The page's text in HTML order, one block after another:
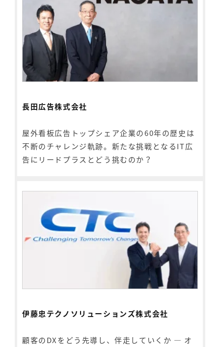
長田広告株式会社
屋外看板広告トップシェア企業の60年の歴史は
不断のチャレンジ軌跡。新たな挑戦となるIT広
告にリードプラスとどう挑むのか？
伊藤忠テクノソリューションズ株式会社
顧客のDXをどう先導し、伴走していくか ― オ